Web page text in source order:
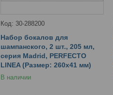
30-288200
Набор бокалов для
шампанского, 2 шт., 205 мл,
серия Madrid, PERFECTO
LINEA (Размер: 260х41 мм)
В наличии